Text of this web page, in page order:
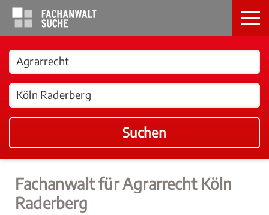
Suchen
Fachanwalt für Agrarrecht Köln
Raderberg